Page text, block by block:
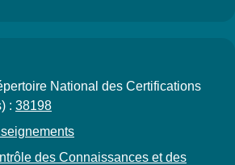
National des Certifications
: 38198
des Connaissances et des